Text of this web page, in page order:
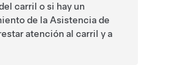
carril o si hay un
de la Asistencia de
atención al carril y a